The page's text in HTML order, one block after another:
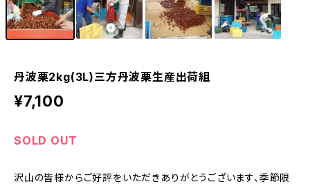
丹波栗2kg(3L)三方丹波栗生産出荷組
¥7,100
SOLD OUT
沢山の皆様からご好評をいただきありがとうございます、季節限